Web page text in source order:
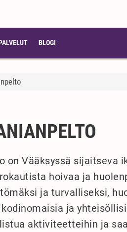
BLOGI
on Vääksyssä sijaitseva
hoivaa ja
ja turvalliseksi,
ja
aktiviteetteihin ja